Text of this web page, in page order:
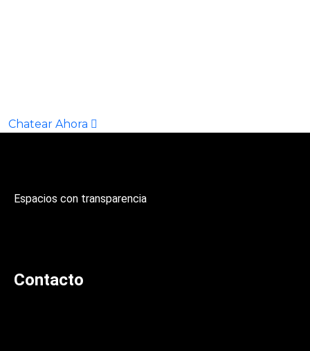
Chatear Ahora
Espacios con transparencia
Contacto